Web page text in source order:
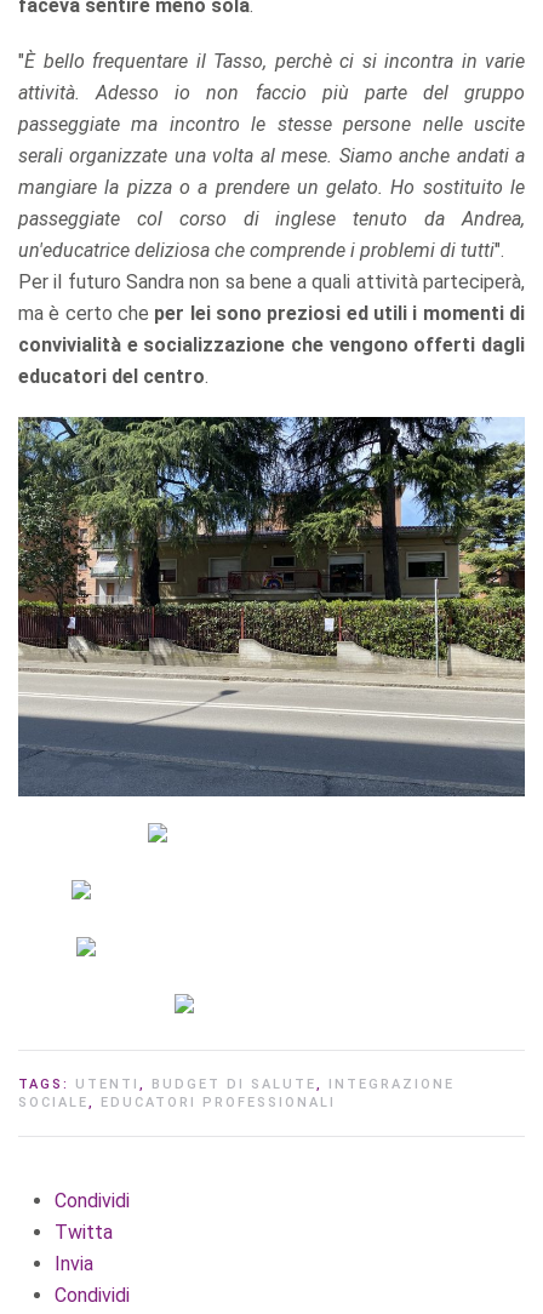
faceva sentire meno sola.
"È bello frequentare il Tasso, perchè ci si incontra in varie
attività. Adesso io non faccio più parte del gruppo
passeggiate ma incontro le stesse persone nelle uscite
serali organizzate una volta al mese. Siamo anche andati a
mangiare la pizza o a prendere un gelato. Ho sostituito le
passeggiate col corso di inglese tenuto da Andrea,
un'educatrice deliziosa che comprende i problemi di tutti".
Per il futuro Sandra non sa bene a quali attività parteciperà,
ma è certo che per lei sono preziosi ed utili i momenti di
convivialità e socializzazione che vengono offerti dagli
educatori del centro.
TAGS: UTENTI , BUDGET DI SALUTE, INTEGRAZIONE
SOCIALE, EDUCATORI PROFESSIONALI
Condividi
Twitta
Invia
Condividi